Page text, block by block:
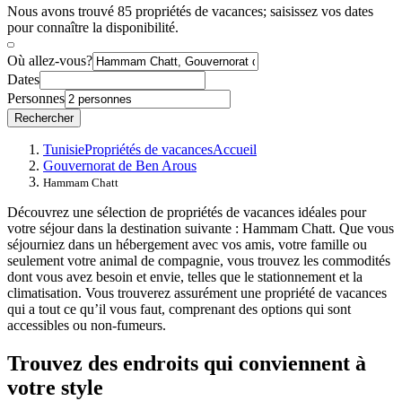
Nous avons trouvé 85 propriétés de vacances; saisissez vos dates
pour connaître la disponibilité.
Où allez-vous?
Dates
Personnes
Rechercher
TunisiePropriétés de vacancesAccueil
Gouvernorat de Ben Arous
Hammam Chatt
Découvrez une sélection de propriétés de vacances idéales pour
votre séjour dans la destination suivante : Hammam Chatt. Que vous
séjourniez dans un hébergement avec vos amis, votre famille ou
seulement votre animal de compagnie, vous trouvez les commodités
dont vous avez besoin et envie, telles que le stationnement et la
climatisation. Vous trouverez assurément une propriété de vacances
qui a tout ce qu’il vous faut, comprenant des options qui sont
accessibles ou non-fumeurs.
Trouvez des endroits qui conviennent à
votre style